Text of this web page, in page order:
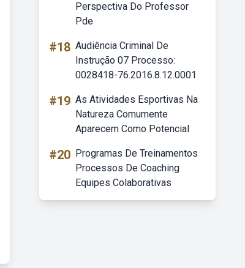
Perspectiva Do Professor
Pde
#18 Audiência Criminal De
Instrução 07 Processo:
0028418-76.2016.8.12.0001
#19 As Atividades Esportivas Na
Natureza Comumente
Aparecem Como Potencial
#20 Programas De Treinamentos
Processos De Coaching
Equipes Colaborativas